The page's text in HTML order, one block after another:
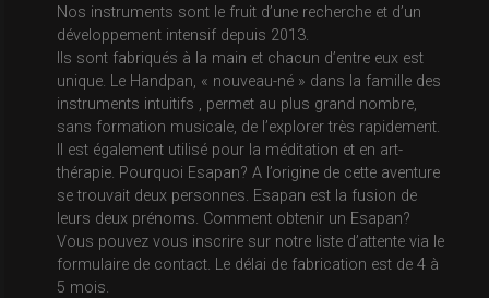
Nos instruments sont le fruit d’une recherche et d’un
développement intensif depuis 2013.
Ils sont fabriqués à la main et chacun d’entre eux est
unique. Le Handpan, « nouveau-né » dans la famille des
instruments intuitifs , permet au plus grand nombre,
sans formation musicale, de l’explorer très rapidement.
Il est également utilisé pour la méditation et en art-
thérapie. Pourquoi Esapan? A l’origine de cette aventure
se trouvait deux personnes. Esapan est la fusion de
leurs deux prénoms. Comment obtenir un Esapan?
Vous pouvez vous inscrire sur notre liste d’attente via le
formulaire de contact. Le délai de fabrication est de 4 à
5 mois.